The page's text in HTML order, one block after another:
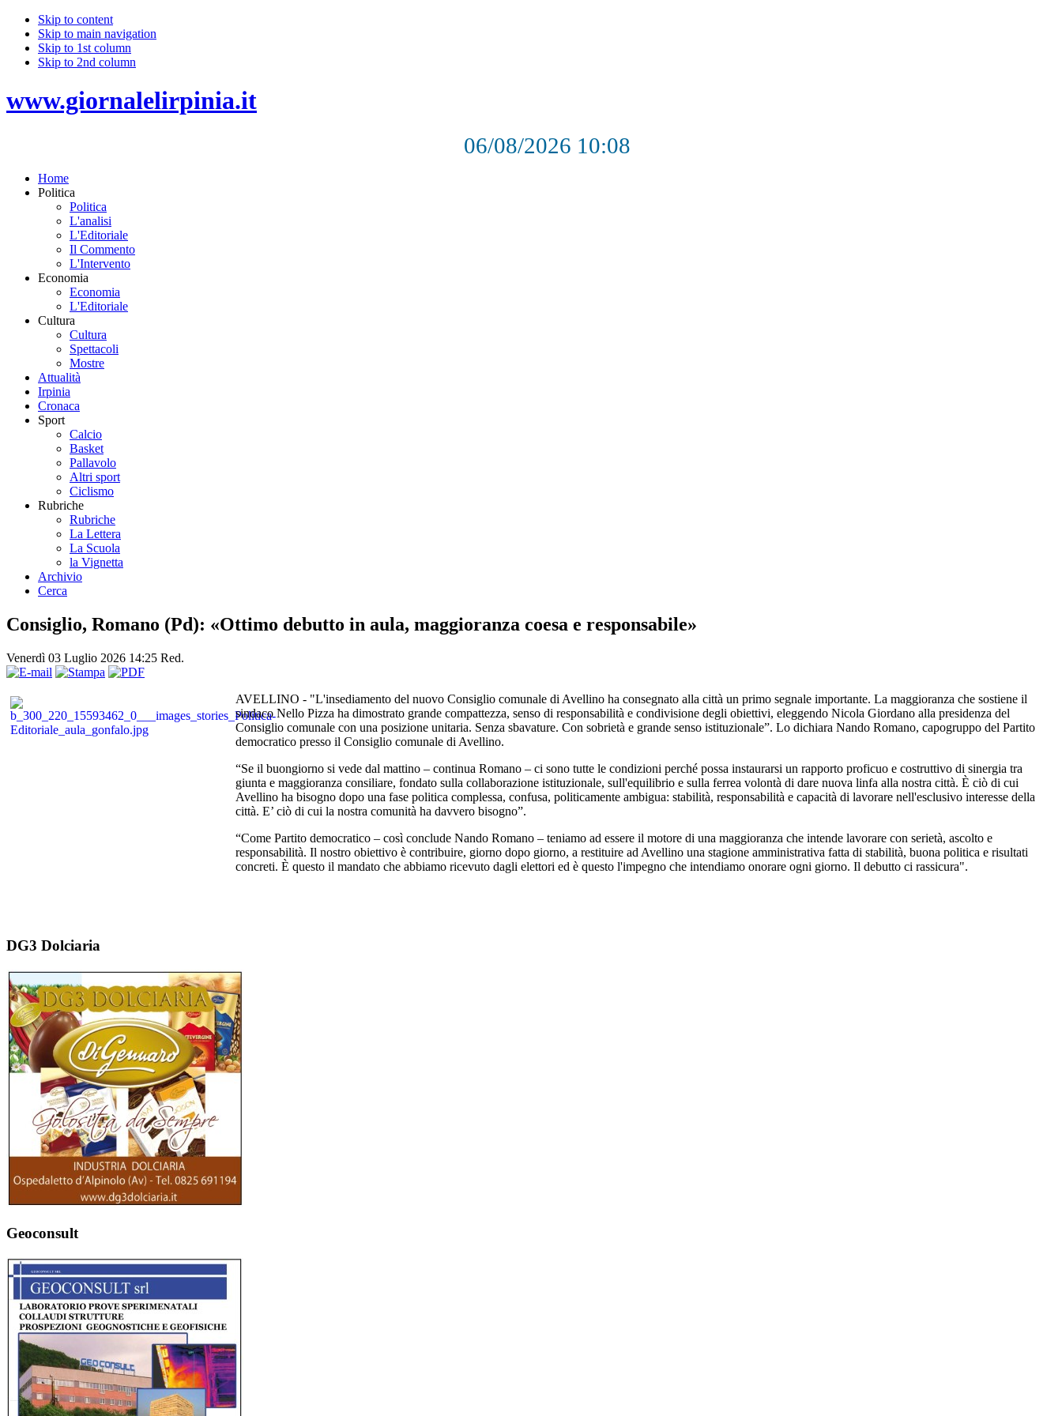
Skip to content
Skip to main navigation
Skip to 1st column
Skip to 2nd column
www.giornalelirpinia.it
06/08/2026 10:08
Home
Politica
Politica
L'analisi
L'Editoriale
Il Commento
L'Intervento
Economia
Economia
L'Editoriale
Cultura
Cultura
Spettacoli
Mostre
Attualità
Irpinia
Cronaca
Sport
Calcio
Basket
Pallavolo
Altri sport
Ciclismo
Rubriche
Rubriche
La Lettera
La Scuola
la Vignetta
Archivio
Cerca
Consiglio, Romano (Pd): «Ottimo debutto in aula, maggioranza coesa e responsabile»
Venerdì 03 Luglio 2026 14:25 Red.
AVELLINO - "L'insediamento del nuovo Consiglio comunale di Avellino ha consegnato alla città un primo segnale importante. La maggioranza che sostiene il
sindaco Nello Pizza ha dimostrato grande compattezza, senso di responsabilità e condivisione degli obiettivi, eleggendo Nicola Giordano alla presidenza del
Consiglio comunale con una posizione unitaria. Senza sbavature. Con sobrietà e grande senso istituzionale”. Lo dichiara Nando Romano, capogruppo del Partito
democratico presso il Consiglio comunale di Avellino.
“Se il buongiorno si vede dal mattino – continua Romano – ci sono tutte le condizioni perché possa instaurarsi un rapporto proficuo e costruttivo di sinergia tra
giunta e maggioranza consiliare, fondato sulla collaborazione istituzionale, sull'equilibrio e sulla ferrea volontà di dare nuova linfa alla nostra città. È ciò di cui
Avellino ha bisogno dopo una fase politica complessa, confusa, politicamente ambigua: stabilità, responsabilità e capacità di lavorare nell'esclusivo interesse della
città. E’ ciò di cui la nostra comunità ha davvero bisogno”.
“Come Partito democratico – così conclude Nando Romano – teniamo ad essere il motore di una maggioranza che intende lavorare con serietà, ascolto e
responsabilità. Il nostro obiettivo è contribuire, giorno dopo giorno, a restituire ad Avellino una stagione amministrativa fatta di stabilità, buona politica e risultati
concreti. È questo il mandato che abbiamo ricevuto dagli elettori ed è questo l'impegno che intendiamo onorare ogni giorno. Il debutto ci rassicura".
DG3 Dolciaria
Geoconsult